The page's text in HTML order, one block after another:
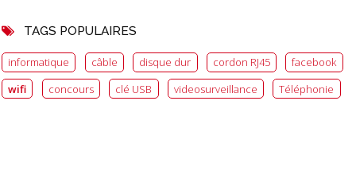
TAGS POPULAIRES
informatique câble disque dur cordon RJ45
facebook
wifi
concours clé USB videosurveillance Téléphonie